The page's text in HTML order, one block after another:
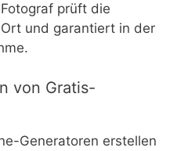
prüft die
und garantiert in der
von Gratis-
Generatoren erstellen